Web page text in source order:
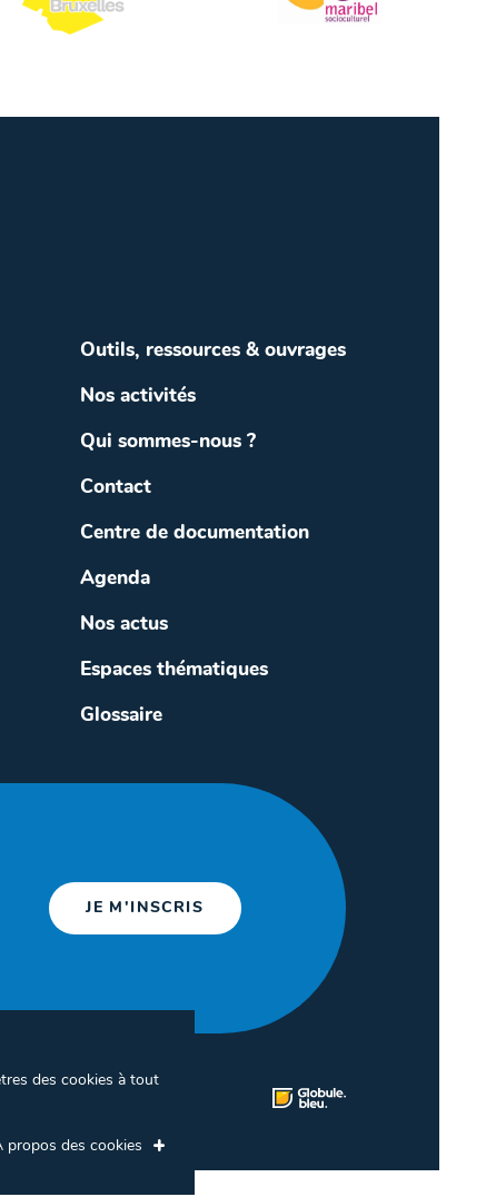
Outils, ressources & ouvrages
Nos activités
Qui sommes-nous ?
Contact
Centre de documentation
Agenda
Nos actus
Espaces thématiques
Glossaire
JE M'INSCRIS
des cookies à tout
propos des cookies